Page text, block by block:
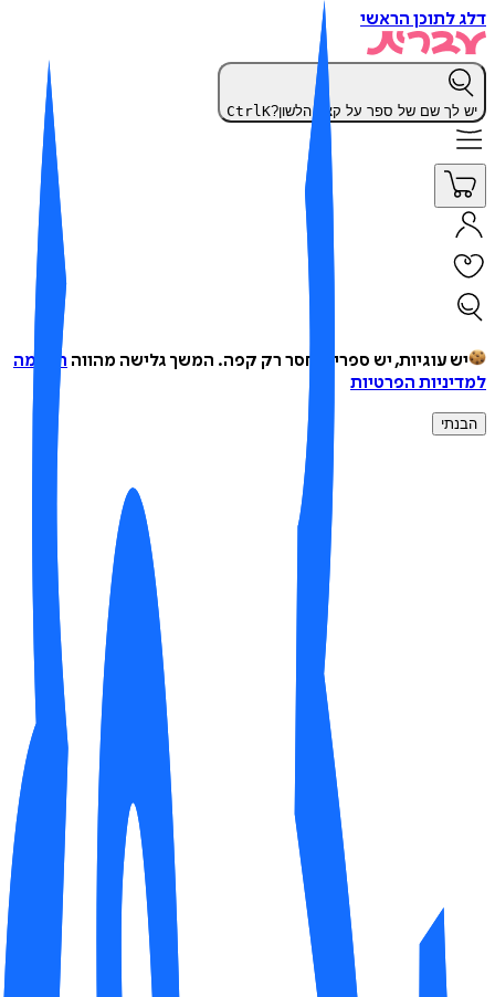
לתוכן הראשי
לך שם של ספר על קצה הלשון? CtrlK
יש עוגיות, יש ספרים, חסר רק קפה.המשך גלישה מהווההסכמה
הפרטיות